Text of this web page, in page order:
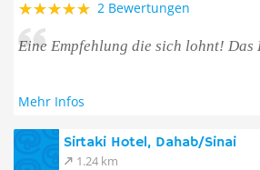
2 Bewertungen
Eine Empfehlung die sich lohnt! Das
Mehr Infos
Sirtaki Hotel, Dahab/Sinai
1.24 km